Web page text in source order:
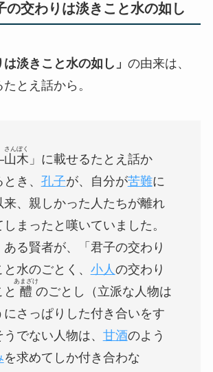
の交わりは淡きこと水の如し
は淡きこと水の如し」 の由来は、
たとえ話から。
山
さん
木
ぼく
」に載せるたとえ話か
き、 孔子が、自分が苦難に
来、親しかった人たちが離れ
まったと嘆いていました。
ある賢者が、「君子の交わり
水のごとく、 小人の交わり
醴
あまざけ
のごとし（立派な人物は
にさっぱりした付き合いをす
でない人物は、 甘酒のよう
を求めてしか付き合わな